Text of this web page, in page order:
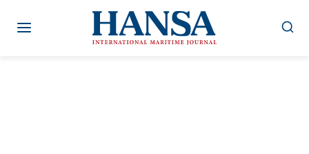
Inhalt